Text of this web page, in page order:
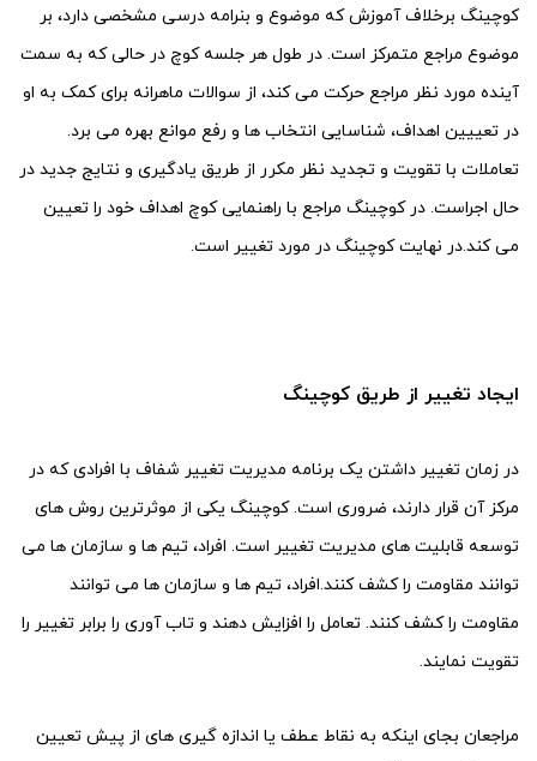
کوچینگ برخلاف آموزش که موضوع و بنرامه درسی مشخصی دارد، بر
موضوع مراجع متمرکز است. در طول هر جلسه کوچ در حالی که به سمت
آینده مورد نظر مراجع حرکت می کند، از سوالات ماهرانه برای کمک به او
در تعییین اهداف، شناسایی انتخاب ها و رفع موانع بهره می برد.
تعاملات با تقویت و تجدید نظر مکرر از طریق یادگیری و نتایج جدید در
حال اجراست. در کوچینگ مراجع با راهنمایی کوچ اهداف خود را تعیین
می کند.در نهایت کوچینگ در مورد تغییر است.
ایجاد تغییر از طریق کوچینگ
در زمان تغییر داشتن یک برنامه مدیریت تغییر شفاف با افرادی که در
مرکز آن قرار دارند، ضروری است. کوچینگ یکی از موثرترین روش های
توسعه قابلیت های مدیریت تغییر است. افراد، تیم ها و سازمان ها می
توانند مقاومت را کشف کنند.افراد، تیم ها و سازمان ها می توانند
مقاومت را کشف کنند. تعامل را افزایش دهند و تاب آوری را برابر تغییر را
تقویت نمایند.
مراجعان بجای اینکه به نقاط عطف یا اندازه گیری های از پیش تعیین